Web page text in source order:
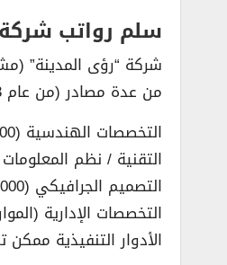
سلم رواتب شركة
شركة “رؤى المدينة”
من عدة مصادر (من عام 2023-2025) أوردت الأرقام التالية:
التخصصات الهندسية (5,000 – 20,000 ريال).
التقنية / نظم المعلومات (حوالي 7,425 ريال) –
التصميم الجرافيكي (5,000 – 8,000+ ريال).
التخصصات الإدارية (الموارد
الأدوار التنفيذية ممكن تتعدّى 20,000 ريال لو خبرة وكفاءة عالية (مثال: